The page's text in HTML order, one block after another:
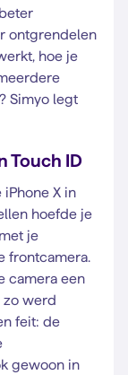
ontgrendelen
hoe je
Simyo legt
Touch ID
X in
hoefde je
je
frontcamera.
camera een
zo werd
feit: de
gewoon in